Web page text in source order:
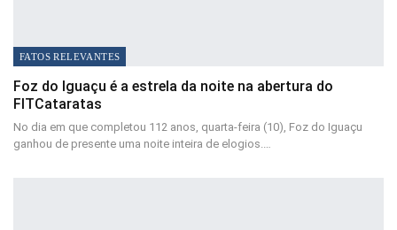
FATOS RELEVANTES
Foz do Iguaçu é a estrela da noite na abertura do
FITCataratas
No dia em que completou 112 anos, quarta-feira (10), Foz do Iguaçu
ganhou de presente uma noite inteira de elogios.…